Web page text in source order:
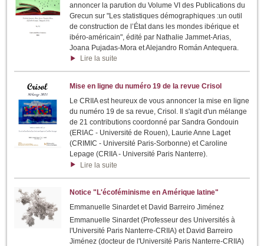
annoncer la parution du Volume VI des Publications du
Grecun sur "Les statistiques démographiques :un outil
de construction de l’État dans les mondes ibérique et
ibéro-américain", édité par Nathalie Jammet-Arias,
Joana Pujadas-Mora et Alejandro Román Antequera.
Lire la suite
Mise en ligne du numéro 19 de la revue Crisol
Le CRIIA est heureux de vous annoncer la mise en ligne
du numéro 19 de sa revue, Crisol. Il s'agit d'un mélange
de 21 contributions coordonné par Sandra Gondouin
(ERIAC - Université de Rouen), Laurie Anne Laget
(CRIMIC - Université Paris-Sorbonne) et Caroline
Lepage (CRIIA - Université Paris Nanterre).
Lire la suite
Notice "L'écoféminisme en Amérique latine"
Emmanuelle Sinardet et David Barreiro Jiménez
Emmanuelle Sinardet (Professeur des Universités à
l'Université Paris Nanterre-CRIIA) et David Barreiro
Jiménez (docteur de l'Université Paris Nanterre-CRIIA)